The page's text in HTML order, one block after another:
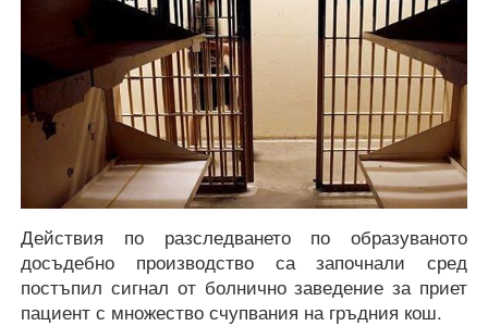
Действия по разследването по образуваното
досъдебно производство са започнали сред
постъпил сигнал от болнично заведение за приет
пациент с множество счупвания на гръдния кош.